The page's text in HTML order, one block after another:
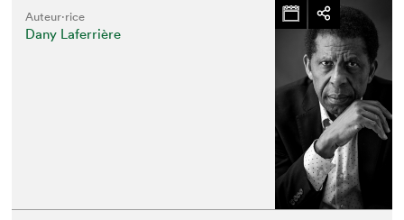
Auteur·rice
Dany Laferrière